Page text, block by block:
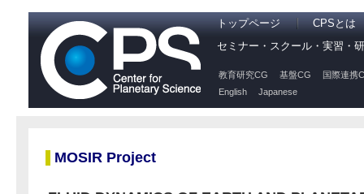
トップページ
CPSとは
セミナー・スクール・実習・
教育研究CG 基盤CG
国際連携
English
Japanese
MOSIR Project